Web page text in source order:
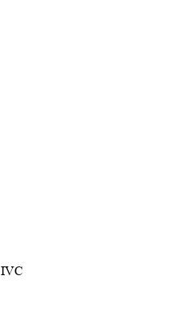
IVC